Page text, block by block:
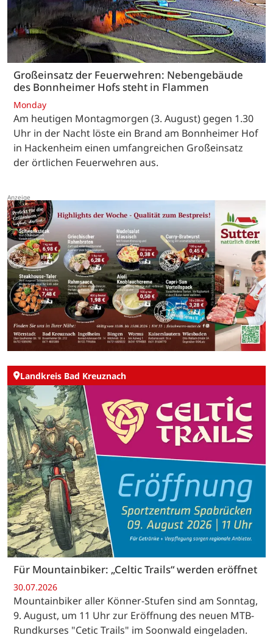
Großeinsatz der Feuerwehren: Nebengebäude
des Bonnheimer Hofs steht in Flammen
Monday
Am heutigen Montagmorgen (3. August) gegen 1.30
Uhr in der Nacht löste ein Brand am Bonnheimer Hof
in Hackenheim einen umfangreichen Großeinsatz
der örtlichen Feuerwehren aus.
Landkreis Bad Kreuznach
Für Mountainbiker: „Celtic Trails“ werden eröffnet
30.07.2026
Mountainbiker aller Könner-Stufen sind am Sonntag,
9. August, um 11 Uhr zur Eröffnung des neuen MTB-
Rundkurses "Cetic Trails" im Soonwald eingeladen.